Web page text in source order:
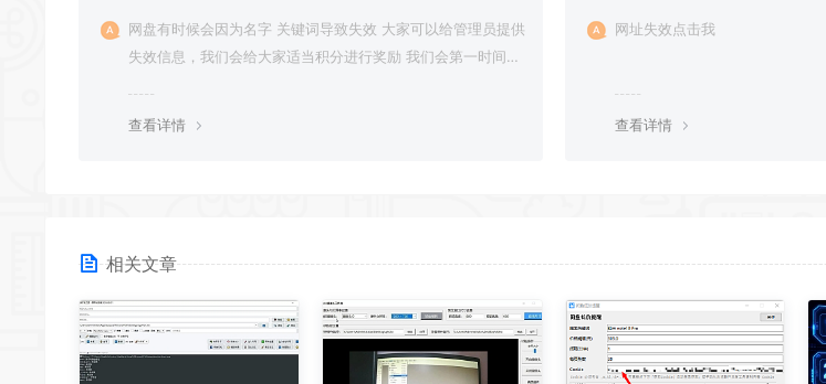
积分奖励
网盘有时候会因为名字 关键词导致失效 大家可以给管理员提供
失效信息，我们会给大家适当积分进行奖励 我们会第一时间进
查看详情
网址失效点击我
查看详情
相关文章